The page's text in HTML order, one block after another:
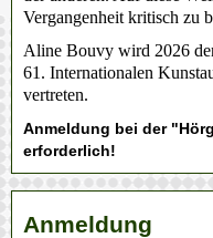
Vergangenheit kritisch zu
Aline Bouvy wird 2026
61. Internationalen
vertreten.
Anmeldung bei der
erforderlich!
Anmeldung